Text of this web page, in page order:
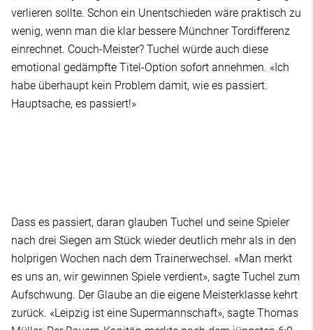
verlieren sollte. Schon ein Unentschieden wäre praktisch zu
wenig, wenn man die klar bessere Münchner Tordifferenz
einrechnet. Couch-Meister? Tuchel würde auch diese
emotional gedämpfte Titel-Option sofort annehmen. «Ich
habe überhaupt kein Problem damit, wie es passiert.
Hauptsache, es passiert!»
Dass es passiert, daran glauben Tuchel und seine Spieler
nach drei Siegen am Stück wieder deutlich mehr als in den
holprigen Wochen nach dem Trainerwechsel. «Man merkt
es uns an, wir gewinnen Spiele verdient», sagte Tuchel zum
Aufschwung. Der Glaube an die eigene Meisterklasse kehrt
zurück. «Leipzig ist eine Supermannschaft», sagte Thomas